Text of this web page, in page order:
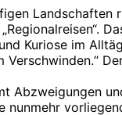
Landschaften
Kuriose im
Abzweigungen